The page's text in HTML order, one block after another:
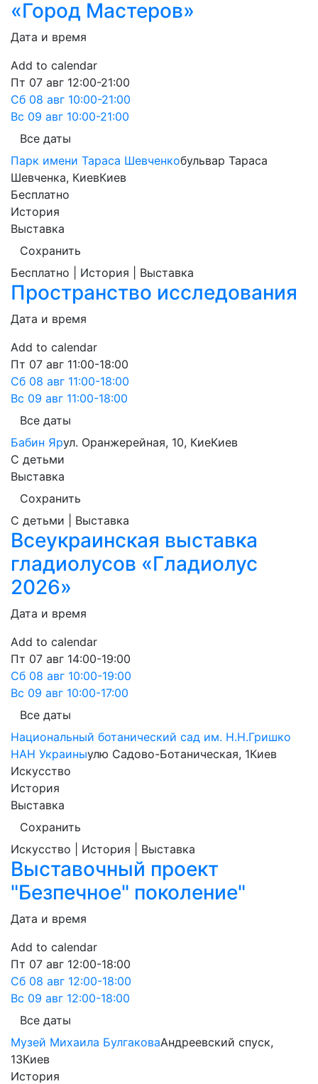
«Город Мастеров»
Дата и время
Add to calendar
Пт 07 авг 12:00-21:00
Сб 08 авг 10:00-21:00
Вс 09 авг 10:00-21:00
Все даты
Парк имени Тараса Шевченкобульвар Тараса
Шевченка, КиевКиев
Бесплатно
История
Выставка
Сохранить
Бесплатно | История | Выставка
Пространство исследования
Дата и время
Add to calendar
Пт 07 авг 11:00-18:00
Сб 08 авг 11:00-18:00
Вс 09 авг 11:00-18:00
Все даты
Бабин Ярул. Оранжерейная, 10, КиеКиев
С детьми
Выставка
Сохранить
С детьми | Выставка
Всеукраинская выставка
гладиолусов «Гладиолус
2026»
Дата и время
Add to calendar
Пт 07 авг 14:00-19:00
Сб 08 авг 10:00-19:00
Вс 09 авг 10:00-17:00
Все даты
Национальный ботанический сад им. Н.Н.Гришко
НАН Украиныулю Садово-Ботаническая, 1Киев
Искусство
История
Выставка
Сохранить
Искусство | История | Выставка
Выставочный проект
"Безпечное" поколение"
Дата и время
Add to calendar
Пт 07 авг 12:00-18:00
Сб 08 авг 12:00-18:00
Вс 09 авг 12:00-18:00
Все даты
Музей Михаила БулгаковаАндреевский спуск,
13Киев
История